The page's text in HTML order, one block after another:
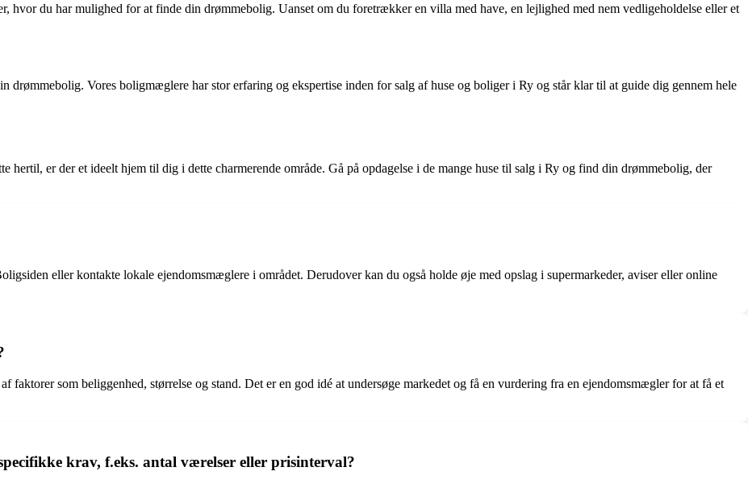
hvor du har mulighed for at finde din drømmebolig. Uanset om du foretrækker en villa med have, en lejlighed med nem vedligeholdelse eller et
Vores boligmæglere har stor erfaring og ekspertise inden for salg af huse og boliger i Ry og står klar til at guide dig gennem hele
hertil, er der et ideelt hjem til dig i dette charmerende område. Gå på opdagelse i de mange huse til salg i Ry og find din drømmebolig, der
eller kontakte lokale ejendomsmæglere i området. Derudover kan du også holde øje med opslag i supermarkeder, aviser eller online
faktorer som beliggenhed, størrelse og stand. Det er en god idé at undersøge markedet og få en vurdering fra en ejendomsmægler for at få et
krav, f.eks. antal værelser eller prisinterval?